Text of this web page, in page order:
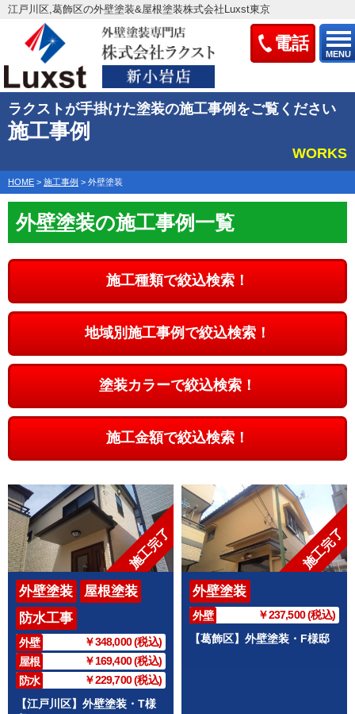
電話
MENU
江戸川区,葛飾区の外壁塗装&屋根塗装株式会社Luxst東京
ラクストが手掛けた塗装の施工事例をご覧ください
施工事例
WORKS
HOME > 施工事例 > 外壁塗装
外壁塗装の施工事例一覧
施工種類で絞込検索！
地域別施工事例で絞込検索！
塗装カラーで絞込検索！
施工金額で絞込検索！
施工完了
外壁塗装
屋根塗装
防水工事
外壁
￥348,000 (税込)
屋根
￥169,400 (税込)
防水
￥229,700 (税込)
【江戸川区】外壁塗装・T様
施工完了
外壁塗装
外壁
￥237,500 (税込)
【葛飾区】外壁塗装・F様邸